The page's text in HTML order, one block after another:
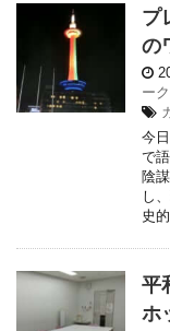
プ
の
ーク
今
で
陰
し
史
平
ホ